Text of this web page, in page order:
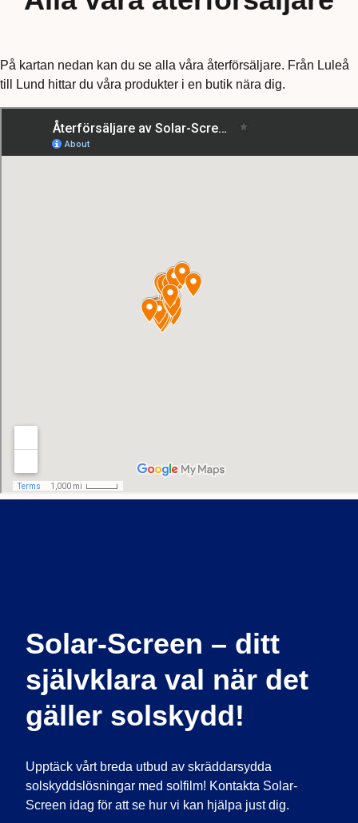
På kartan nedan kan du se alla våra återförsäljare. Från Luleå
till Lund hittar du våra produkter i en butik nära dig.
Solar-Screen – ditt
självklara val när det
gäller solskydd!
Upptäck vårt breda utbud av skräddarsydda
solskyddslösningar med solfilm! Kontakta Solar-
Screen idag för att se hur vi kan hjälpa just dig.